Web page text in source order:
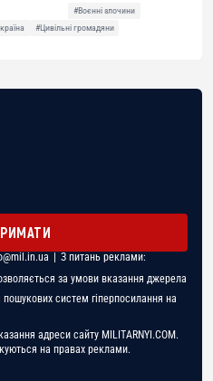
#Воєнні злочини
#Цивільні громадяни
| З питань реклами:
за умови вказання джерела
систем гіперпосилання на
адреси сайту MILITARNYI.COM.
на правах реклами.